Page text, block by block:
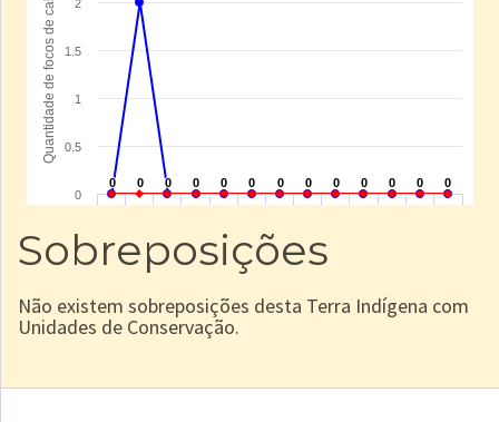
Sobreposições
Não existem sobreposições desta Terra Indígena com
Unidades de Conservação.